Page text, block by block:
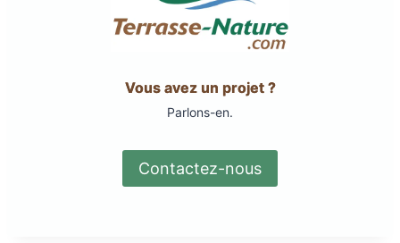
Vous avez un projet ?
Parlons-en.
Contactez-nous